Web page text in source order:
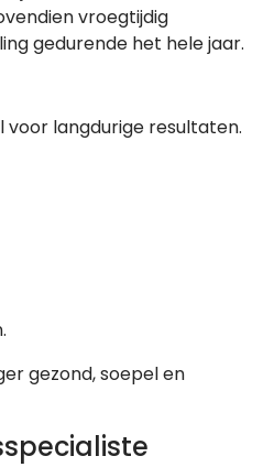
vroegtijdig
gedurende het hele jaar.
voor langdurige resultaten.
gezond, soepel en